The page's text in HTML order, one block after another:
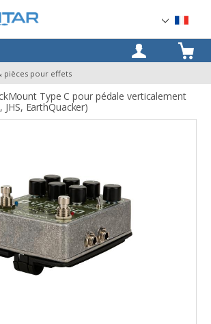
OK
pièces pour effets
Type C pour pédale verticalement
JHS, EarthQuacker)